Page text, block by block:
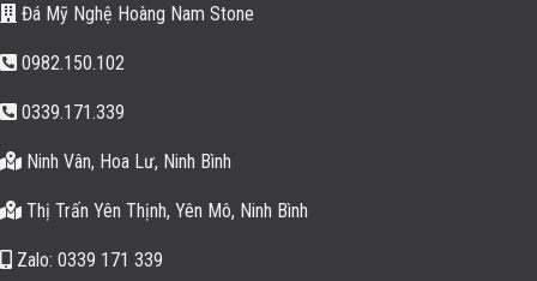
Đá Mỹ Nghệ Hoàng Nam Stone
0982.150.102
0339.171.339
Ninh Vân, Hoa Lư, Ninh Bình
Thị Trấn Yên Thịnh, Yên Mô, Ninh Bình
Zalo: 0339 171 339